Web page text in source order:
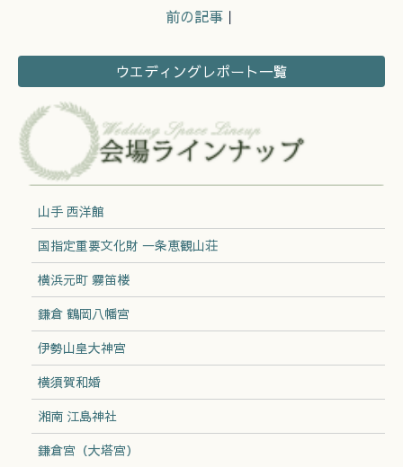
前の記事 ｜
ウエディングレポート一覧
山手 西洋館
国指定重要文化財 一条恵観山荘
横浜元町 霧笛楼
鎌倉 鶴岡八幡宮
伊勢山皇大神宮
横須賀和婚
湘南 江島神社
鎌倉宮（大塔宮）